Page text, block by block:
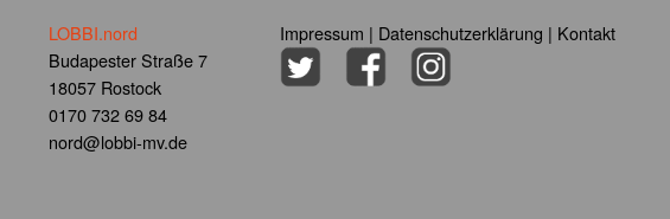
LOBBI.nord
Budapester Straße 7
18057 Rostock
0170 732 69 84
nord@lobbi-mv.de
Impressum | Datenschutzerklärung | Kontakt